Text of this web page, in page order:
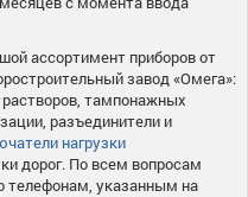
ассортимент приборов от
завод «Омега»:
тампонажных
разъединители и
нагрузки
дорог. По всем вопросам
телефонам, указанным на